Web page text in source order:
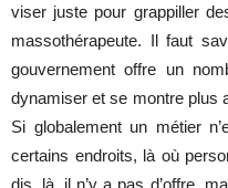
viser juste pour grappiller
massothérapeute. Il faut
gouvernement offre un
dynamiser et se montre plus
Si globalement un métier
certains endroits, là où
dis, là, il n’y a pas d’offre,